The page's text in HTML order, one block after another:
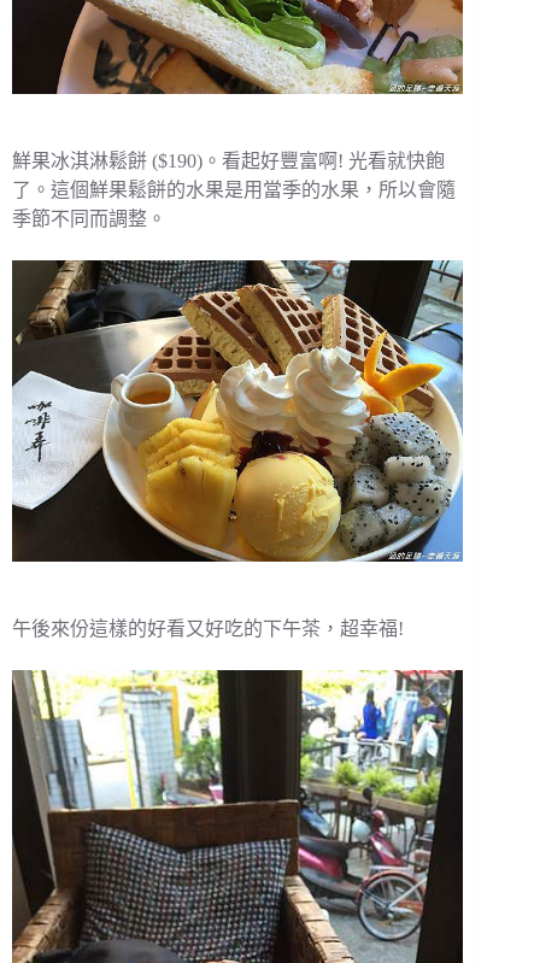
鮮果冰淇淋鬆餅 ($190)。看起好豐富啊! 光看就快飽
了。這個鮮果鬆餅的水果是用當季的水果，所以會隨
季節不同而調整。
午後來份這樣的好看又好吃的下午茶，超幸福!